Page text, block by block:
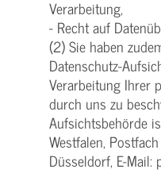
Verarbeitung,
- Recht auf
(2) Sie haben
Datenschutz-
Verarbeitung Ihrer
durch uns zu
Aufsichtsbehörde
Westfalen,
Düsseldorf, E-Mail: